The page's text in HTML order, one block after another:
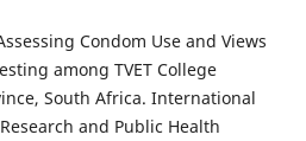
Condom Use and Views
among TVET College
South Africa. International
and Public Health